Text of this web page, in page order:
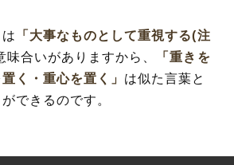
「大事なものとして重視する(注
味合いがありますから、
「重きを
置く・重心を置く」 は似た言葉と
できるのです。